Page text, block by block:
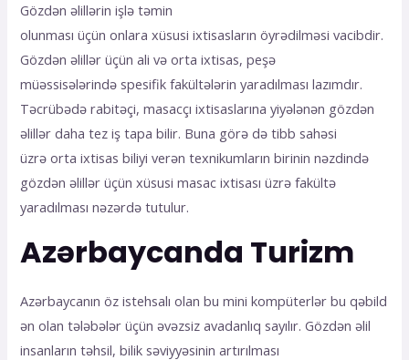
Gözdən əlillərin işlə təmin
olunması üçün onlara xüsusi ixtisasların öyrədilməsi vacibdir.
Gözdən əlillər üçün ali və orta ixtisas, peşə
müəssisələrində spesifik fakültələrin yaradılması lazımdır.
Təcrübədə rabitəçi, masacçı ixtisaslarına yiyələnən gözdən
əlillər daha tez iş tapa bilir. Buna görə də tibb sahəsi
üzrə orta ixtisas biliyi verən texnikumların birinin nəzdində
gözdən əlillər üçün xüsusi masac ixtisası üzrə fakültə
yaradılması nəzərdə tutulur.
Azərbaycanda Turizm
Azərbaycanın öz istehsalı olan bu mini kompüterlər bu qəbild
ən olan tələbələr üçün əvəzsiz avadanlıq sayılır. Gözdən əlil
insanların təhsil, bilik səviyyəsinin artırılması